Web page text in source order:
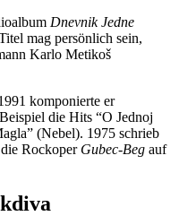
Dnevnik Jedne
mag persönlich sein,
Karlo Metikoš
komponierte er
die Hits “O Jednoj
(Nebel). 1975 schrieb
Rockoper Gubec-Beg auf